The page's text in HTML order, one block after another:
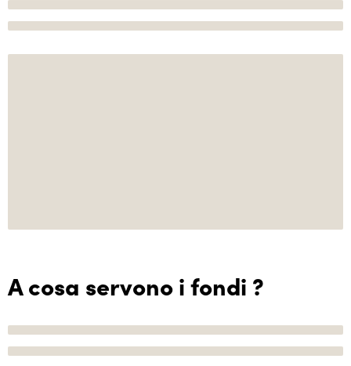
A cosa servono i fondi ?